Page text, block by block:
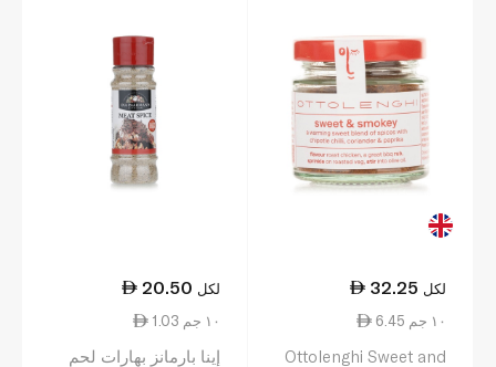
32.25 لكل
6.45 ١٠ جم
Ottolenghi Sweet and
20.50 لكل
1.03 ١٠ جم
إينا بارمانز بهارات لحم